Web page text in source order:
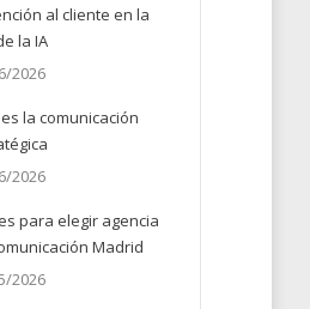
al cliente en la
la IA
2026
la comunicación
2026
para elegir agencia
Madrid
2026